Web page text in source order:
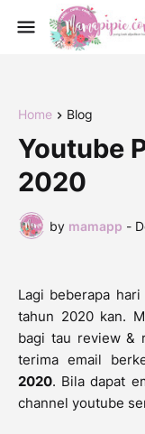
Home Blog
Youtube
2020
by mamapp -
Lagi beberapa
tahun 2020 kan.
bagi tau review &
terima email
2020. Bila dapat
channel youtube